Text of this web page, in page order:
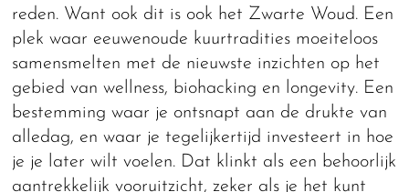
reden. Want ook dit is ook het Zwarte Woud. Een
plek waar eeuwenoude kuurtradities moeiteloos
samensmelten met de nieuwste inzichten op het
gebied van wellness, biohacking en longevity. Een
bestemming waar je ontsnapt aan de drukte van
alledag, en waar je tegelijkertijd investeert in hoe
je je later wilt voelen. Dat klinkt als een behoorlijk
aantrekkelijk vooruitzicht, zeker als je het kunt